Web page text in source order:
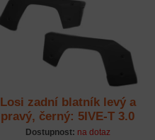
Losi zadní blatník levý a
pravý, černý: 5IVE-T 3.0
Dostupnost: na dotaz